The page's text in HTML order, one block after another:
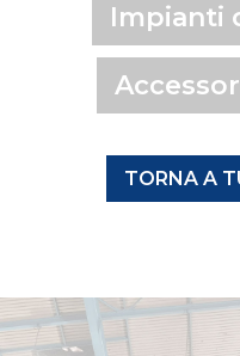
Impianti
TORNA A